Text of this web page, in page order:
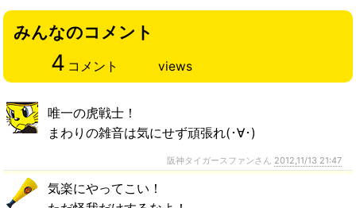
みんなのコメント
4 コメント views
唯一の虎戦士！
まわりの雑音は気にせず頑張れ(･∀･)
阪神タイガースファンさん 2012,11/13 21:47
気楽にやってこい！